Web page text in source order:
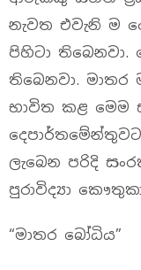
නැවත එවැනි ම
පිහිටා තිබෙනවා.
තිබෙනවා.
භාවිත කළ මෙම
ලැබෙන පරිදි
පුරාවිද්‍යා
“මාතර බෝධිය”